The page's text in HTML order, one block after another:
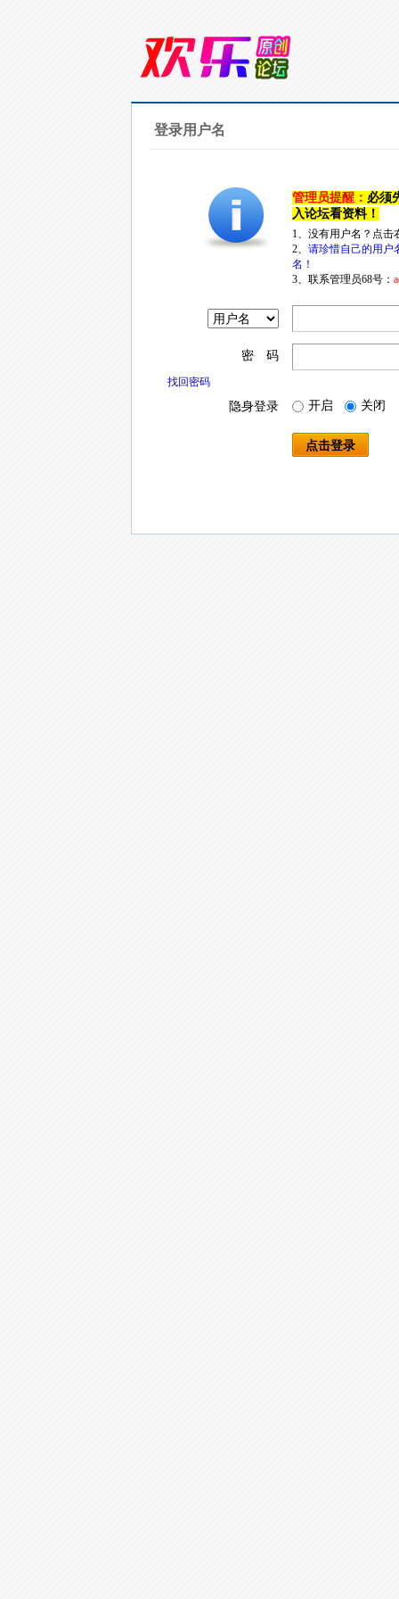
登录用户名
管理员提醒： 必须
入论坛看资料！
1、没有用户名？点
2、 请珍惜自己的用户
名！
3、联系管理员68号：
密 码
找回密码
隐身登录 开启 关闭
点击登录